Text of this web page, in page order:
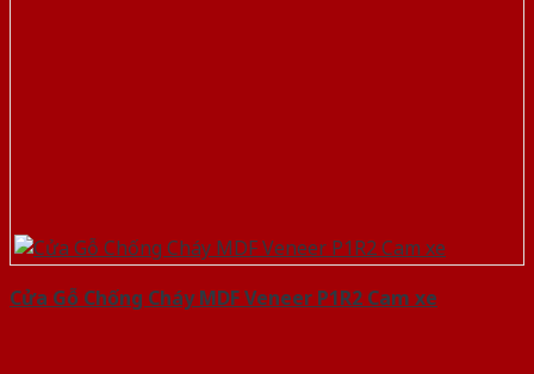
Cửa Gỗ Chống Cháy MDF Veneer P1R2 Cam xe